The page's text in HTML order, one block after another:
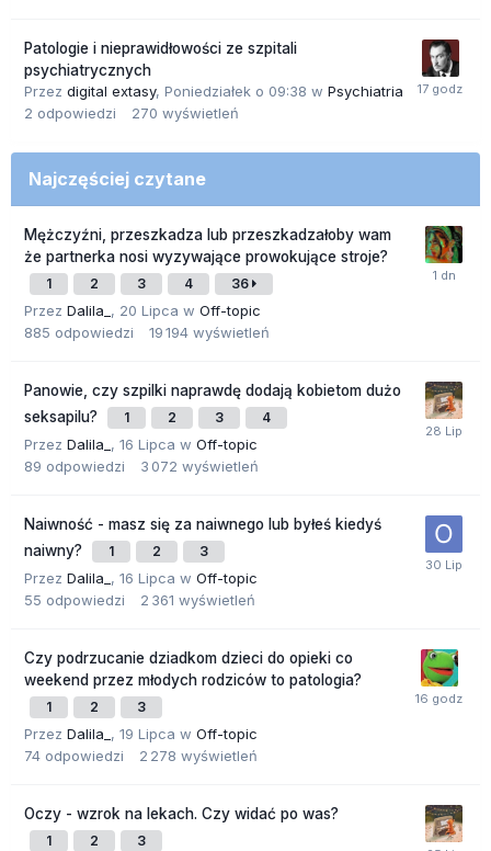
Patologie i nieprawidłowości ze szpitali
psychiatrycznych
Przez digital extasy, Poniedziałek o 09:38 w Psychiatria
2 odpowiedzi 270 wyświetleń
Najczęściej czytane
Mężczyźni, przeszkadza lub przeszkadzałoby wam
że partnerka nosi wyzywające prowokujące stroje?
1 2 3 4 36
Przez Dalila_ , 20 Lipca w Off-topic
885 odpowiedzi 19 194 wyświetleń
Panowie, czy szpilki naprawdę dodają kobietom dużo
seksapilu?
1 2 3 4
Przez Dalila_ , 16 Lipca w Off-topic
89 odpowiedzi 3 072 wyświetleń
Naiwność - masz się za naiwnego lub byłeś kiedyś
naiwny?
1 2 3
Przez Dalila_ , 16 Lipca w Off-topic
55 odpowiedzi 2 361 wyświetleń
Czy podrzucanie dziadkom dzieci do opieki co
weekend przez młodych rodziców to patologia?
1 2 3
Przez Dalila_ , 19 Lipca w Off-topic
74 odpowiedzi 2 278 wyświetleń
Oczy - wzrok na lekach. Czy widać po was?
1 2 3